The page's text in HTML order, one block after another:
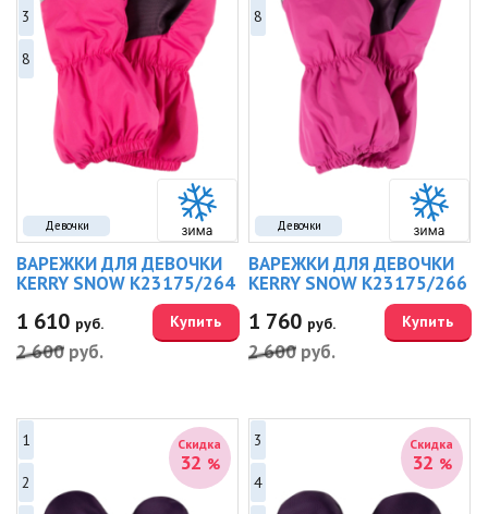
Девочки
3
8
ВАРЕЖКИ ДЛЯ ДЕВОЧКИ
KERRY SNOW K23175/264
1 610 руб.
2 600 руб.
Купить
Девочки
8
ВАРЕЖКИ ДЛЯ ДЕВОЧКИ
KERRY SNOW K23175/266
1 760 руб.
2 600 руб.
Купить
Скидка
32 %
1
2
Скидка
32 %
3
4